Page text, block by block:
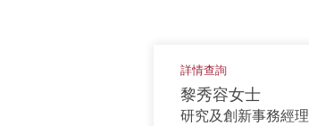
詳情查詢
黎秀容女士
研究及創新事務經理